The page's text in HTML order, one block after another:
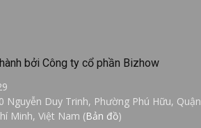
bởi Công ty cổ phần Bizhow
Nguyễn Duy Trinh, Phường Phú Hữu, Quận
Minh, Việt Nam (Bản đồ)